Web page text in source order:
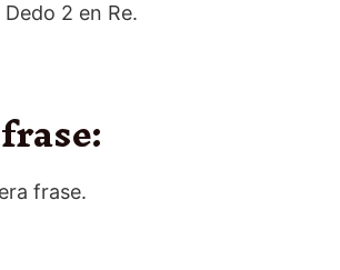
2 en Re.
frase.